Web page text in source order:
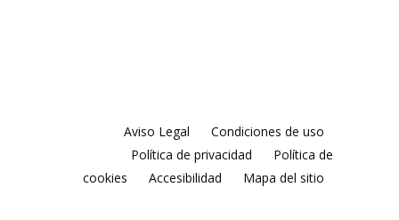
Aviso Legal
Condiciones de uso
Política de privacidad
Política de
cookies
Accesibilidad Mapa del sitio